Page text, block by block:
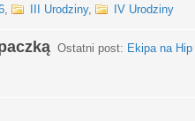
, III Urodziny, IV Urodziny
Ostatni post: Ekipa na